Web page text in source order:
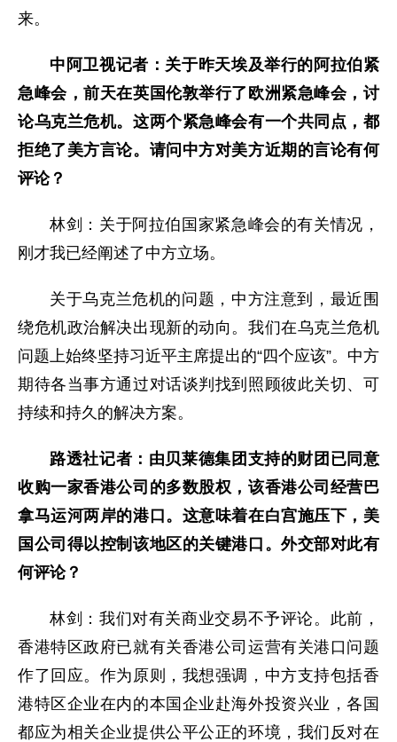
来。
中阿卫视记者：关于昨天埃及举行的阿拉伯紧
急峰会，前天在英国伦敦举行了欧洲紧急峰会，讨
论乌克兰危机。这两个紧急峰会有一个共同点，都
拒绝了美方言论。请问中方对美方近期的言论有何
评论？
林剑：关于阿拉伯国家紧急峰会的有关情况，
刚才我已经阐述了中方立场。
关于乌克兰危机的问题，中方注意到，最近围
绕危机政治解决出现新的动向。我们在乌克兰危机
问题上始终坚持习近平主席提出的“四个应该”。中方
期待各当事方通过对话谈判找到照顾彼此关切、可
持续和持久的解决方案。
路透社记者：由贝莱德集团支持的财团已同意
收购一家香港公司的多数股权，该香港公司经营巴
拿马运河两岸的港口。这意味着在白宫施压下，美
国公司得以控制该地区的关键港口。外交部对此有
何评论？
林剑：我们对有关商业交易不予评论。此前，
香港特区政府已就有关香港公司运营有关港口问题
作了回应。作为原则，我想强调，中方支持包括香
港特区企业在内的本国企业赴海外投资兴业，各国
都应为相关企业提供公平公正的环境，我们反对在